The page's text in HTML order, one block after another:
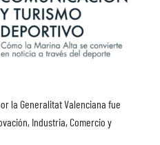
la Generalitat Valenciana fue
Industria, Comercio y